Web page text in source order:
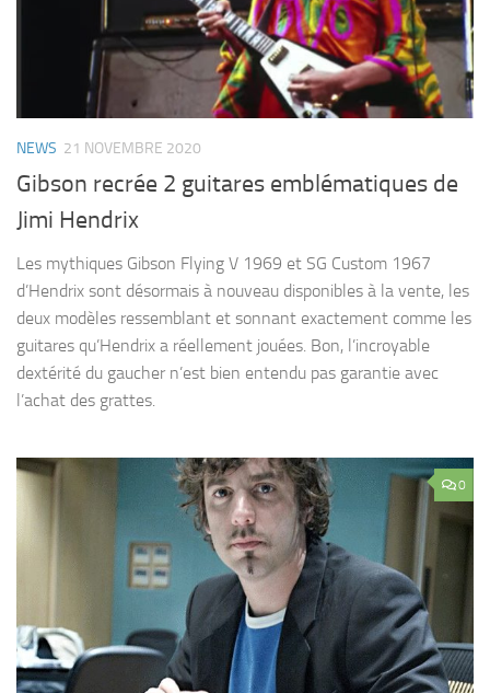
NEWS 21 NOVEMBRE 2020
Gibson recrée 2 guitares emblématiques de
Jimi Hendrix
Les mythiques Gibson Flying V 1969 et SG Custom 1967
d’Hendrix sont désormais à nouveau disponibles à la vente, les
deux modèles ressemblant et sonnant exactement comme les
guitares qu’Hendrix a réellement jouées. Bon, l’incroyable
dextérité du gaucher n’est bien entendu pas garantie avec
l’achat des grattes.
0